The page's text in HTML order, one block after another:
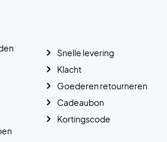
Snelle levering
Klacht
Goederen retourneren
Cadeaubon
Kortingscode